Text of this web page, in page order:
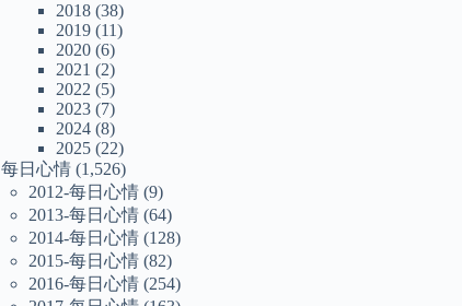
2018 (38)
2019 (11)
2020 (6)
2021 (2)
2022 (5)
2023 (7)
2024 (8)
2025 (22)
每日心情 (1,526)
2012-每日心情 (9)
2013-每日心情 (64)
2014-每日心情 (128)
2015-每日心情 (82)
2016-每日心情 (254)